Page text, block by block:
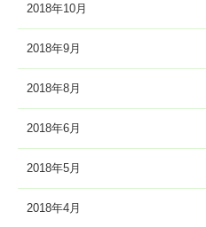
2018年10月
2018年9月
2018年8月
2018年6月
2018年5月
2018年4月